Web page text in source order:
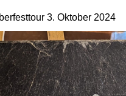
3. Oktober 2024